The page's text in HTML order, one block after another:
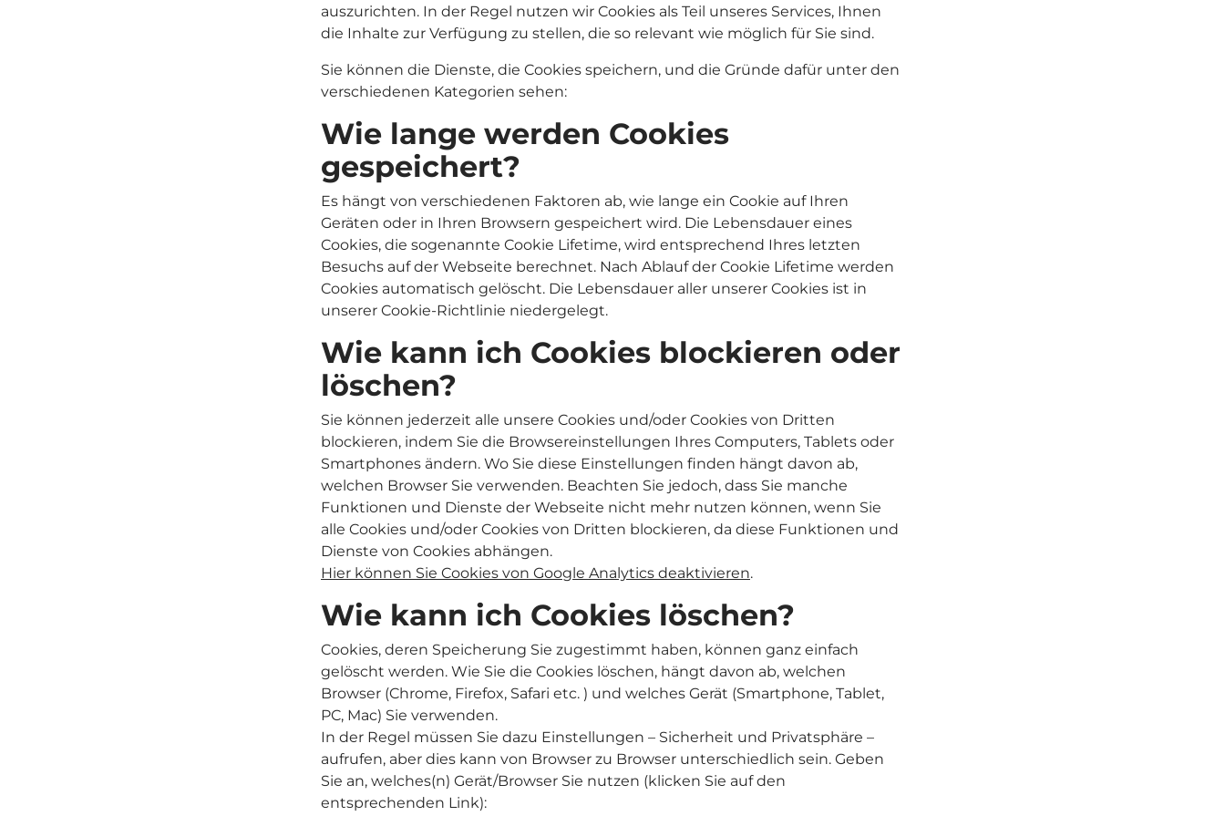
auszurichten. In der Regel nutzen wir Cookies als Teil unseres Services, Ihnen
die Inhalte zur Verfügung zu stellen, die so relevant wie möglich für Sie sind.
Sie können die Dienste, die Cookies speichern, und die Gründe dafür unter den
verschiedenen Kategorien sehen:
Wie lange werden Cookies
gespeichert?
Es hängt von verschiedenen Faktoren ab, wie lange ein Cookie auf Ihren
Geräten oder in Ihren Browsern gespeichert wird. Die Lebensdauer eines
Cookies, die sogenannte Cookie Lifetime, wird entsprechend Ihres letzten
Besuchs auf der Webseite berechnet. Nach Ablauf der Cookie Lifetime werden
Cookies automatisch gelöscht. Die Lebensdauer aller unserer Cookies ist in
unserer Cookie-Richtlinie niedergelegt.
Wie kann ich Cookies blockieren oder
löschen?
Sie können jederzeit alle unsere Cookies und/oder Cookies von Dritten
blockieren, indem Sie die Browsereinstellungen Ihres Computers, Tablets oder
Smartphones ändern. Wo Sie diese Einstellungen finden hängt davon ab,
welchen Browser Sie verwenden. Beachten Sie jedoch, dass Sie manche
Funktionen und Dienste der Webseite nicht mehr nutzen können, wenn Sie
alle Cookies und/oder Cookies von Dritten blockieren, da diese Funktionen und
Dienste von Cookies abhängen.
Hier können Sie Cookies von Google Analytics deaktivieren.
Wie kann ich Cookies löschen?
Cookies, deren Speicherung Sie zugestimmt haben, können ganz einfach
gelöscht werden. Wie Sie die Cookies löschen, hängt davon ab, welchen
Browser (Chrome, Firefox, Safari etc. ) und welches Gerät (Smartphone, Tablet,
PC, Mac) Sie verwenden.
In der Regel müssen Sie dazu Einstellungen – Sicherheit und Privatsphäre –
aufrufen, aber dies kann von Browser zu Browser unterschiedlich sein. Geben
Sie an, welches(n) Gerät/Browser Sie nutzen (klicken Sie auf den
entsprechenden Link):